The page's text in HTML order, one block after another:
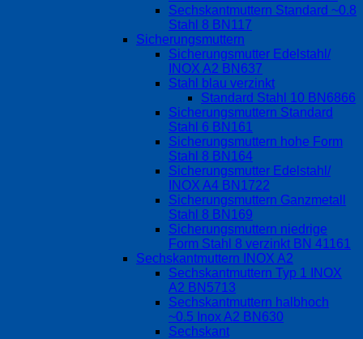
Sechskantmuttern Standard ~0.8
Stahl 8 BN117
Sicherungsmuttern
Sicherungsmutter Edelstahl/
INOX A2 BN637
Stahl blau verzinkt
Standard Stahl 10 BN6866
Sicherungsmuttern Standard
Stahl 6 BN161
Sicherungsmuttern hohe Form
Stahl 8 BN164
Sicherungsmutter Edelstahl/
INOX A4 BN1722
Sicherungsmuttern Ganzmetall
Stahl 8 BN169
Sicherungsmuttern niedrige
Form Stahl 8 verzinkt BN 41161
Sechskantmuttern INOX A2
Sechskantmuttern Typ 1 INOX
A2 BN5713
Sechskantmuttern halbhoch
~0.5 Inox A2 BN630
Sechskant